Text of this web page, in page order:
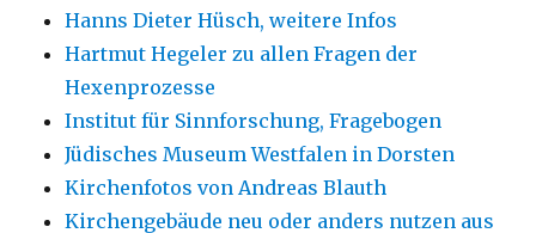
Hanns Dieter Hüsch, weitere Infos
Hartmut Hegeler zu allen Fragen der
Hexenprozesse
Institut für Sinnforschung, Fragebogen
Jüdisches Museum Westfalen in Dorsten
Kirchenfotos von Andreas Blauth
Kirchengebäude neu oder anders nutzen aus